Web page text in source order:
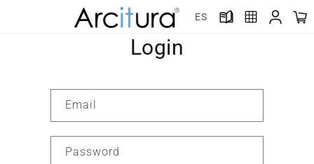
ES
Login
Email
Password